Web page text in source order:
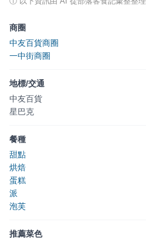
商圈
中友百貨商圈
一中街商圈
地標/交通
中友百貨
星巴克
餐種
甜點
烘焙
蛋糕
派
泡芙
推薦菜色